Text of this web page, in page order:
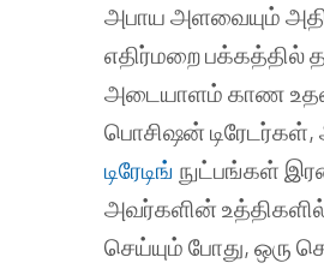
அபாய அளவையும்
எதிர்மறை பக்கத்தில்
அடையாளம் காண
பொசிஷன்
டிரேடிங் நுட்பங்கள்
அவர்களின் உத்திகளில்
செய்யும் போது,